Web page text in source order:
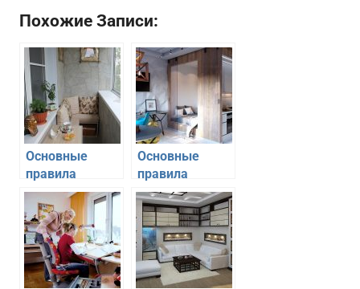
Похожие Записи:
Основные
правила
обустройства
балкона
Основные
правила
обустройства
квартиры для
молодой семьи